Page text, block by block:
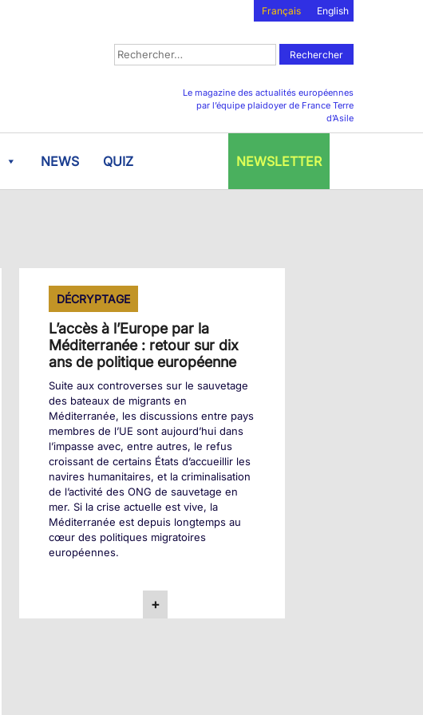
Français English
Rechercher :
Le magazine des actualités européennes
par l’équipe plaidoyer de France Terre
d’Asile
NEWS QUIZ NEWSLETTER
DÉCRYPTAGE
L’accès à l’Europe par la
Méditerranée : retour sur dix
ans de politique européenne
Suite aux controverses sur le sauvetage
des bateaux de migrants en
Méditerranée, les discussions entre pays
membres de l’UE sont aujourd’hui dans
l’impasse avec, entre autres, le refus
croissant de certains États d’accueillir les
navires humanitaires, et la criminalisation
de l’activité des ONG de sauvetage en
mer. Si la crise actuelle est vive, la
Méditerranée est depuis longtemps au
cœur des politiques migratoires
européennes.
+